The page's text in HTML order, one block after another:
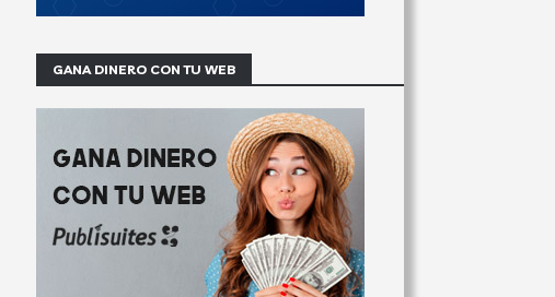
GANA DINERO CON TU WEB